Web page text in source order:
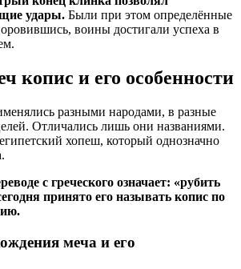
удары. Были при этом определённые
воины достигали успеха в
копис и его особенности
разными народами, в разные
Отличались лишь они названиями.
хопеш, который однозначно
с греческого означает: «рубить
принято его называть копис по
меча и его